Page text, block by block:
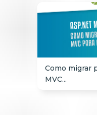
Como migrar
MVC...